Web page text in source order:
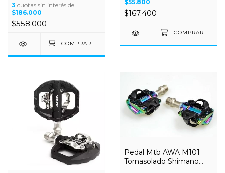
Gravel
3 cuotas sin interés de
$186.000
$558.000
$55.800
$167.400
Pedal Mtb AWA M101
Tornasolado Shimano